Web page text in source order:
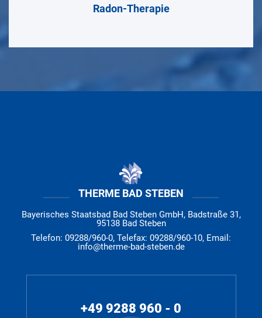
Radon-Therapie
THERME BAD STEBEN
Bayerisches Staatsbad Bad Steben GmbH, Badstraße 31,
95138 Bad Steben
Telefon: 09288/960-0, Telefax: 09288/960-10, Email:
info@therme-bad-steben.de
+49 9288 960 - 0